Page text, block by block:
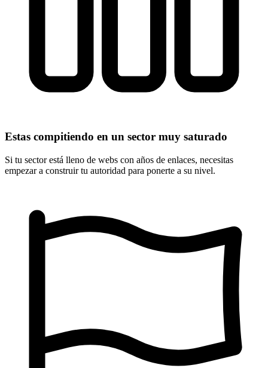
Estas compitiendo en un sector muy saturado
Si tu sector está lleno de webs con años de enlaces, necesitas
empezar a construir tu autoridad para ponerte a su nivel.